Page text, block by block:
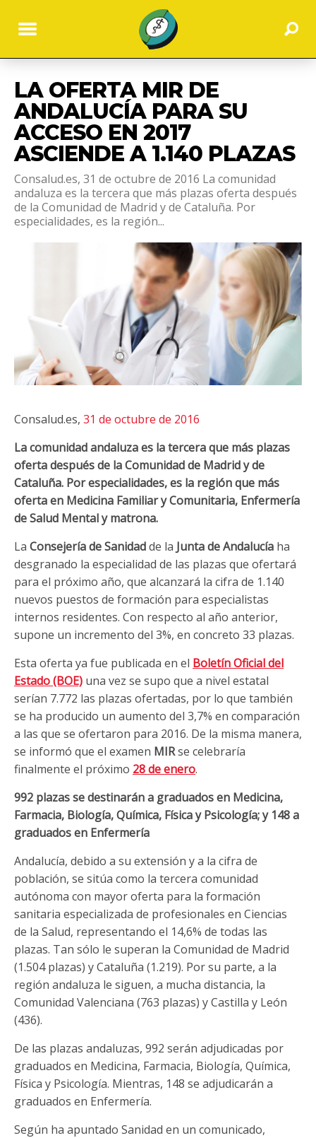
LA OFERTA MIR DE
ANDALUCÍA PARA SU
ACCESO EN 2017
ASCIENDE A 1.140 PLAZAS
Consalud.es, 31 de octubre de 2016 La comunidad
andaluza es la tercera que más plazas oferta después
de la Comunidad de Madrid y de Cataluña. Por
especialidades, es la región...
Consalud.es, 31 de octubre de 2016
La comunidad andaluza es la tercera que más plazas
oferta después de la Comunidad de Madrid y de
Cataluña. Por especialidades, es la región que más
oferta en Medicina Familiar y Comunitaria, Enfermería
de Salud Mental y matrona.
La Consejería de Sanidadde la Junta de Andalucía ha
desgranado la especialidad de las plazas que ofertará
para el próximo año, que alcanzará la cifra de 1.140
nuevos puestos de formación para especialistas
internos residentes. Con respecto al año anterior,
supone un incremento del 3%, en concreto 33 plazas.
Esta oferta ya fue publicada en el Boletín Oficial del
Estado (BOE) una vez se supo que a nivel estatal
serían 7.772 las plazas ofertadas, por lo que también
se ha producido un aumento del 3,7% en comparación
a las que se ofertaron para 2016. De la misma manera,
se informó que el examen MIRse celebraría
finalmente el próximo 28 de enero.
992 plazas se destinarán a graduados en Medicina,
Farmacia, Biología, Química, Física y Psicología; y 148 a
graduados en Enfermería
Andalucía, debido a su extensión y a la cifra de
población, se sitúa como la tercera comunidad
autónoma con mayor oferta para la formación
sanitaria especializada de profesionales en Ciencias
de la Salud, representando el 14,6% de todas las
plazas. Tan sólo le superan la Comunidad de Madrid
(1.504 plazas) y Cataluña (1.219). Por su parte, a la
región andaluza le siguen, a mucha distancia, la
Comunidad Valenciana (763 plazas) y Castilla y León
(436).
De las plazas andaluzas, 992 serán adjudicadas por
graduados en Medicina, Farmacia, Biología, Química,
Física y Psicología. Mientras, 148 se adjudicarán a
graduados en Enfermería.
Según ha apuntado Sanidad en un comunicado,